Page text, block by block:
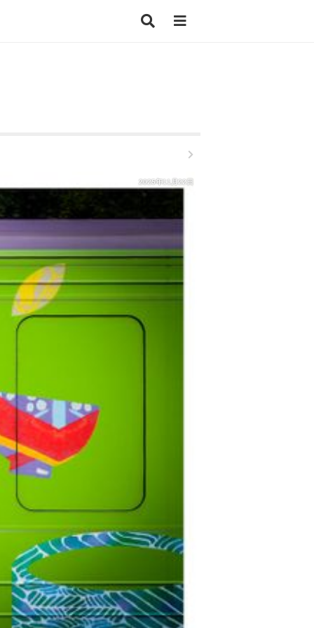
2025年11月22日